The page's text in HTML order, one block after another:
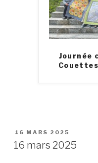
Journée
PUBLIÉ
LE
16 MARS 2025
16 mars 2025